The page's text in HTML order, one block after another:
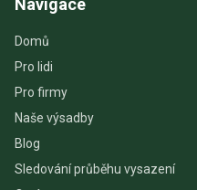
Navigace
Domů
Pro lidi
Pro firmy
Naše výsadby
Blog
Sledování průběhu vysazení